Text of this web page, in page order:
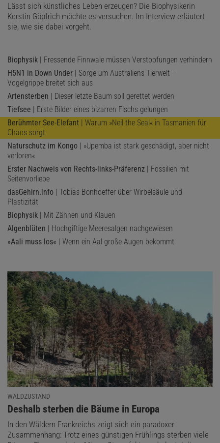
Lässt sich künstliches Leben erzeugen? Die Biophysikerin
Kerstin Göpfrich möchte es versuchen. Im Interview erläutert
sie, wie sie dabei vorgeht.
Biophysik | Fressende Finnwale müssen Verstopfungen verhindern
H5N1 in Down Under | Sorge um Australiens Tierwelt –
Vogelgrippe breitet sich aus
Artensterben | Dieser letzte Baum soll gerettet werden
Tiefsee | Erste Bilder eines bizarren Fischs gelungen
Berühmter See-Elefant | Warum »Neil the Seal« in Tasmanien für
Chaos sorgt
Naturschutz im Kongo | »Upemba ist stark geschädigt, aber nicht
verloren«
Erster Nachweis von Rechts-links-Präferenz | Fossilien mit
Seitenvorliebe
dasGehirn.info | Tobias Bonhoeffer über Wirbelsäule und
Plastizität
Biophysik | Mit Zähnen und Klauen
Algenblüten | Hochgiftige Meeresalgen nachgewiesen
»Aali muss los« | Wenn ein Aal große Augen bekommt
WALDZUSTAND
:
Deshalb sterben die Bäume in Europa
In den Wäldern Frankreichs zeigt sich ein paradoxer
Zusammenhang: Trotz eines günstigen Frühlings sterben viele